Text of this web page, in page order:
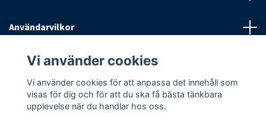
Användarvilkor
Sociala medier
Vi använder cookies
Vi använder cookies för att anpassa det innehåll som
visas för dig och för att du ska få bästa tänkbara
upplevelse när du handlar hos oss.